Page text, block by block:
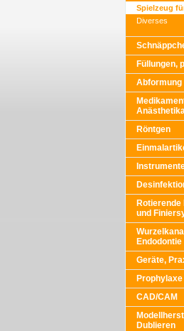
Spielzeug
Diverses
Füllungen,
Abformung
Röntgen
und
Endodontie
Geräte,
Prophylaxe
CAD/CAM
Dublieren